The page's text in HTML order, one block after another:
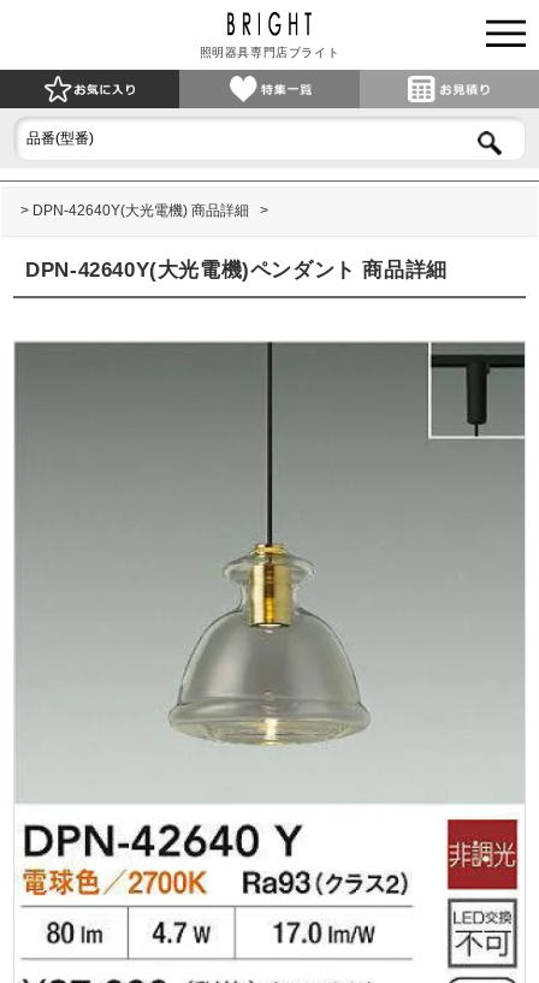
照明器具専門店ブライト
DPN-42640Y(大光電機) 商品詳細
DPN-42640Y(大光電機)ペンダント 商品詳細